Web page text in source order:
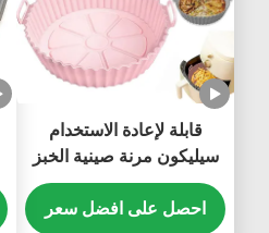
قابلة لإعادة الاستخدام
سيليكون مرنة صينية الخبز
بطانة متعددة الأغراض قوي
احصل على افضل سعر